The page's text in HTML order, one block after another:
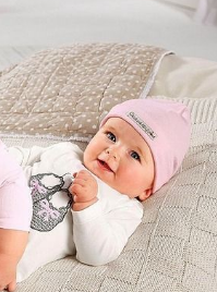
интернет-
на 25%!